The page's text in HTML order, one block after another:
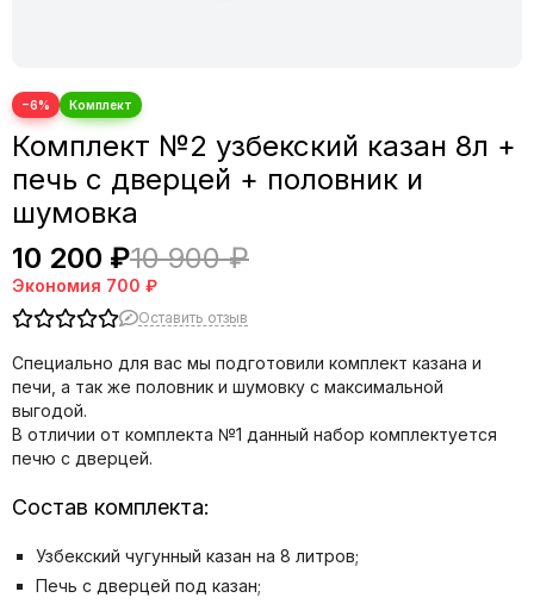
−6%
Комплект №2 узбекский казан 8л +
печь с дверцей + половник и
шумовка
10 200 ₽10 900 ₽
Экономия 700 ₽
Оставить отзыв
Специально для вас мы подготовили комплект казана и
печи, а так же половник и шумовку с максимальной
выгодой.
В отличии от комплекта №1 данный набор комплектуется
печю с дверцей.
Состав комплекта:
Узбекский чугунный казан на 8 литров;
Печь с дверцей под казан;